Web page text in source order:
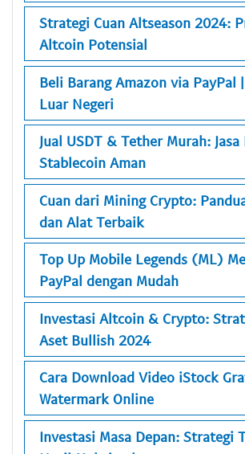
Strategi Cuan Altseason 2024:
Altcoin Potensial
Beli Barang Amazon via PayPal
Luar Negeri
Jual USDT & Tether Murah:
Stablecoin Aman
Cuan dari Mining Crypto:
dan Alat Terbaik
Top Up Mobile Legends (ML)
PayPal dengan Mudah
Investasi Altcoin & Crypto:
Aset Bullish 2024
Cara Download Video iStock
Watermark Online
Investasi Masa Depan: Strategi